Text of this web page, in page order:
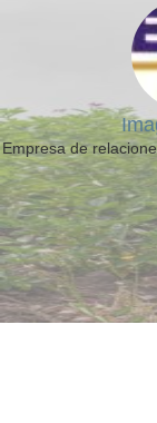
Empresa de